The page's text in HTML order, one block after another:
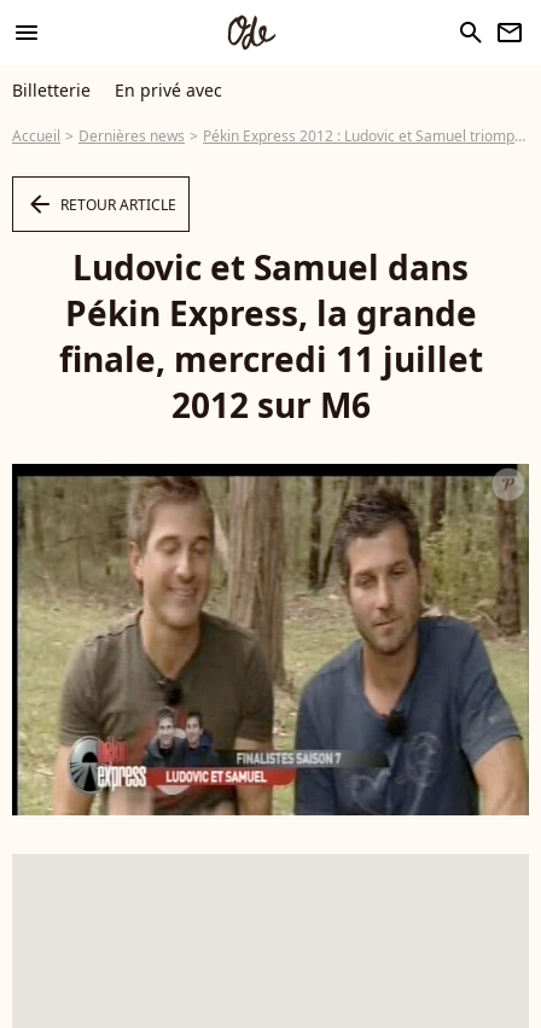
menu search newsletter
Billetterie En privé avec
Accueil Dernières news Pékin Express 2012 : Ludovic et Samuel triomphent et remportent 100 000 euros
arrow_left RETOUR ARTICLE
Ludovic et Samuel dans
Pékin Express, la grande
finale, mercredi 11 juillet
2012 sur M6